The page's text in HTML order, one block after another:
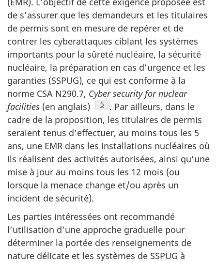
de s’assurer que les demandeurs et les titulaires
de permis sont en mesure de repérer et de
contrer les cyberattaques ciblant les systèmes
importants pour la sûreté nucléaire, la sécurité
nucléaire, la préparation en cas d’urgence et les
garanties (SSPUG), ce qui est conforme à la
norme CSA N290.7, Cyber security for nuclear
facilities (en anglais) Note de bas de page
5
. Par ailleurs, dans le
cadre de la proposition, les titulaires de permis
seraient tenus d’effectuer, au moins tous les 5
ans, une EMR dans les installations nucléaires où
ils réalisent des activités autorisées, ainsi qu’une
mise à jour au moins tous les 12 mois (ou
lorsque la menace change et/ou après un
incident de sécurité).
Les parties intéressées ont recommandé
l’utilisation d’une approche graduelle pour
déterminer la portée des renseignements de
nature délicate et les systèmes de SSPUG à